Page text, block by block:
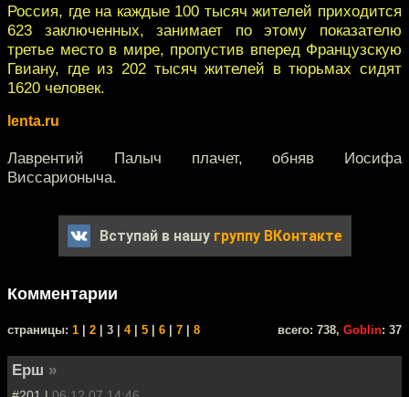
Россия, где на каждые 100 тысяч жителей приходится
623 заключенных, занимает по этому показателю
третье место в мире, пропустив вперед Французскую
Гвиану, где из 202 тысяч жителей в тюрьмах сидят
1620 человек.
lenta.ru
Лаврентий Палыч плачет, обняв Иосифа
Виссарионыча.
Вступай в нашу группу ВКонтакте
Комментарии
cтраницы: 1 2 | 3 | 4| 5 6 7 8 всего: 738, Goblin: 37
Ерш »